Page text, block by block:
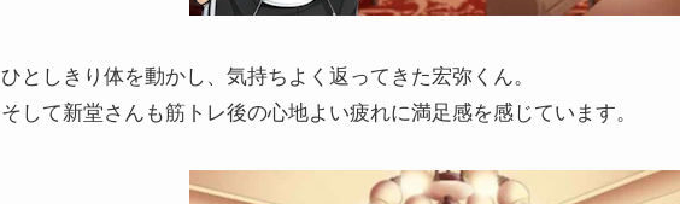
ひとしきり体を動かし、気持ちよく返ってきた宏弥くん。
そして新堂さんも筋トレ後の心地よい疲れに満足感を感じています。